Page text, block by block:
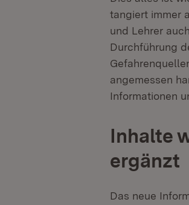
tangiert immer
und Lehrer
Durchführung
angemessen
Informationen
Inhalte
ergänzt
Das neue